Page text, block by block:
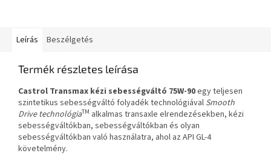
Leírás Beszélgetés
Termék részletes leírása
Castrol Transmax kézi sebességváltó 75W-90egy teljesen
szintetikus sebességváltó folyadék technológiával Smooth
Drive technológiaTM alkalmas transaxle elrendezésekben, kézi
sebességváltókban, sebességváltókban és olyan
sebességváltókban való használatra, ahol az API GL-4
követelmény.